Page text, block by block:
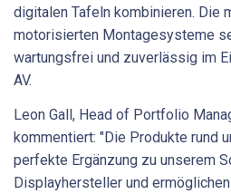
digitalen Tafeln kombinieren. Die
motorisierten Montagesysteme
wartungsfrei und zuverlässig im
AV.
Leon Gall, Head of Portfolio
kommentiert: "Die Produkte rund
perfekte Ergänzung zu unserem
Displayhersteller und